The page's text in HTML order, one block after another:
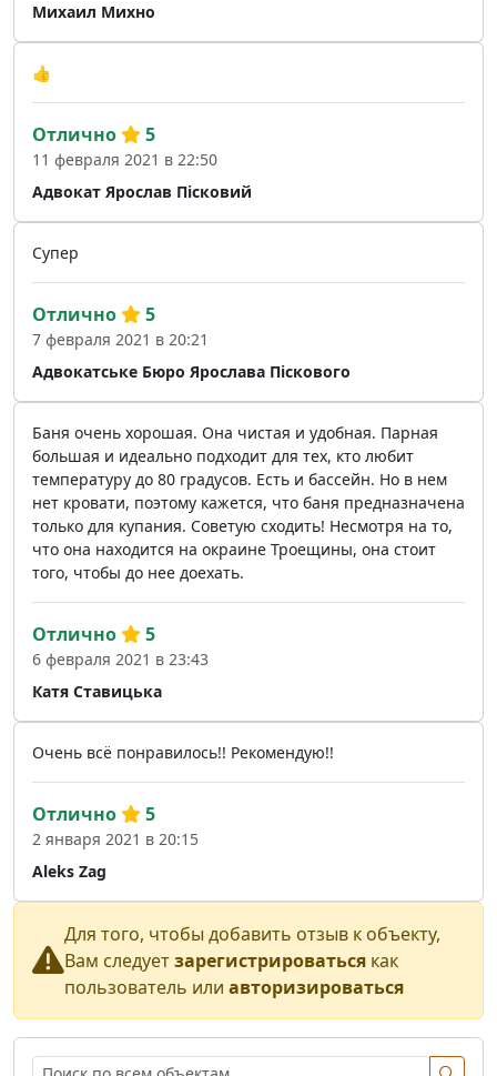
Михаил Михно
👍
Адвокат Ярослав Пісковий
Отлично 5
11 февраля 2021 в 22:50
Супер
Aдвокатське Бюро Ярослава Піскового
Отлично 5
7 февраля 2021 в 20:21
Баня очень хорошая. Она чистая и удобная. Парная
большая и идеально подходит для тех, кто любит
температуру до 80 градусов. Есть и бассейн. Но в нем
нет кровати, поэтому кажется, что баня предназначена
только для купания. Советую сходить! Несмотря на то,
что она находится на окраине Троещины, она стоит
того, чтобы до нее доехать.
Катя Ставицька
Отлично 5
6 февраля 2021 в 23:43
Очень всё понравилось!! Рекомендую!!
Aleks Zag
Отлично 5
2 января 2021 в 20:15
Для того, чтобы добавить отзыв к объекту,
Вам следуетзарегистрироваться как
пользователь или авторизироваться